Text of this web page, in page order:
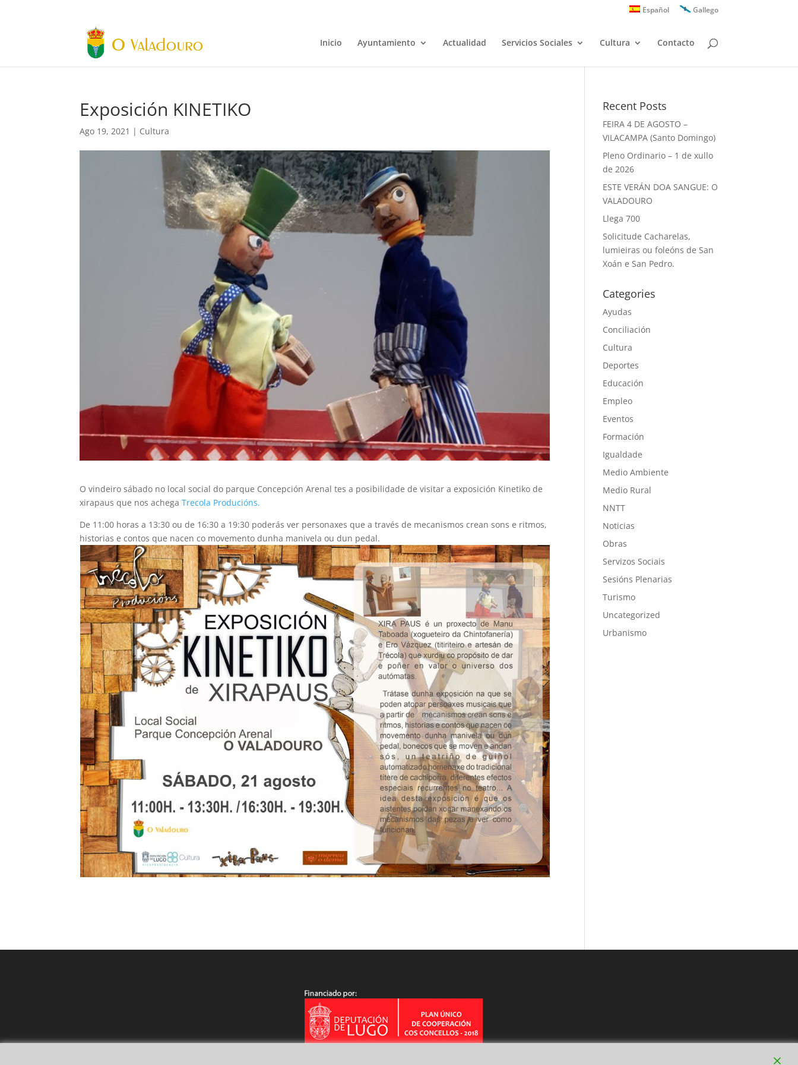
Español Gallego
Inicio Ayuntamiento Actualidad Servicios Sociales Cultura Contacto
Exposición KINETIKO
Ago 19, 2021 | Cultura
O vindeiro sábado no local social do parque Concepción Arenal tes a posibilidade de visitar a exposición Kinetiko de
xirapaus que nos achegaTrecola Producións.
De 11:00 horas a 13:30 ou de 16:30 a 19:30 poderás ver personaxes que a través de mecanismos crean sons e ritmos,
historias e contos que nacen co movemento dunha manivela ou dun pedal.
Recent Posts
FEIRA 4 DE AGOSTO –
VILACAMPA (Santo Domingo)
Pleno Ordinario – 1 de xullo
de 2026
ESTE VERÁN DOA SANGUE: O
VALADOURO
Llega 700
Solicitude Cacharelas,
lumieiras ou foleóns de San
Xoán e San Pedro.
Categories
Ayudas
Conciliación
Cultura
Deportes
Educación
Empleo
Eventos
Formación
Igualdade
Medio Ambiente
Medio Rural
NNTT
Noticias
Obras
Servizos Sociais
Sesións Plenarias
Turismo
Uncategorized
Urbanismo